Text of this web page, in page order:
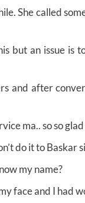
She called
but an issue
and after
ma.. so so
do it to Baskar
my name?
face and I had